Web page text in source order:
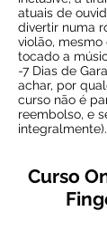
atuais de
divertir numa
violão, mesmo
tocado a
-7 Dias de
achar, por
curso não é
reembolso, e
integralmente).
Curso